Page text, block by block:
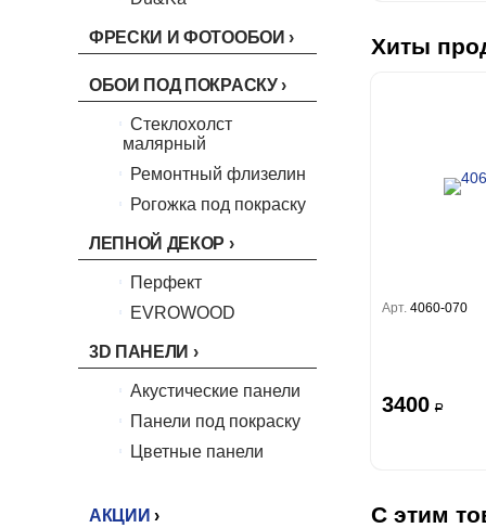
Boho
Shades
Citi Glam
Empire
Lifestyle
Prestige
Linen
Natura
King
Him
ФРЕСКИ И ФОТООБОИ
ОБОИ ПОД ПОКРАСКУ
Стеклохолст
малярный
Ремонтный флизелин
Рогожка под покраску
ЛЕПНОЙ ДЕКОР
Перфект
EVROWOOD
3D ПАНЕЛИ
Акустические панели
Панели под покраску
Цветные панели
АКЦИИ
Хиты
Арт. 4060-070
3400 a
С этим